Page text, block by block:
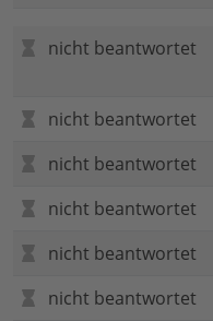
nicht beantwortet
nicht beantwortet
nicht beantwortet
nicht beantwortet
nicht beantwortet
nicht beantwortet